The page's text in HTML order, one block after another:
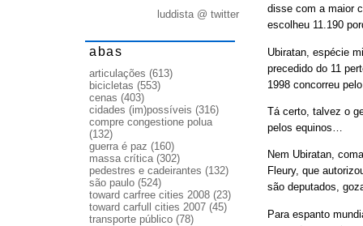
disse com a maior
escolheu 11.190
Ubiratan, espécie
precedido do 11
1998 concorreu
Tá certo, talvez o
pelos equinos…
Nem Ubiratan,
Fleury, que
são deputados,
Para espanto
luddista @ twitter
abas
articulações (613)
bicicletas (553)
cenas (403)
cidades (im)possíveis (316)
compre congestione polua
(132)
guerra é paz (160)
massa crítica(302)
pedestres e cadeirantes (132)
são paulo (524)
toward carfree cities 2008 (23)
toward carfull cities 2007 (45)
transporte público (78)